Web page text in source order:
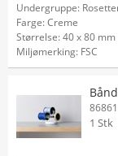
Undergruppe:
Farge: Creme
Størrelse: 40 x 80 mm
Miljømerking: FSC
1 Stk